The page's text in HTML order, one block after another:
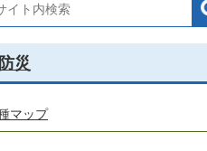
防災
マップ